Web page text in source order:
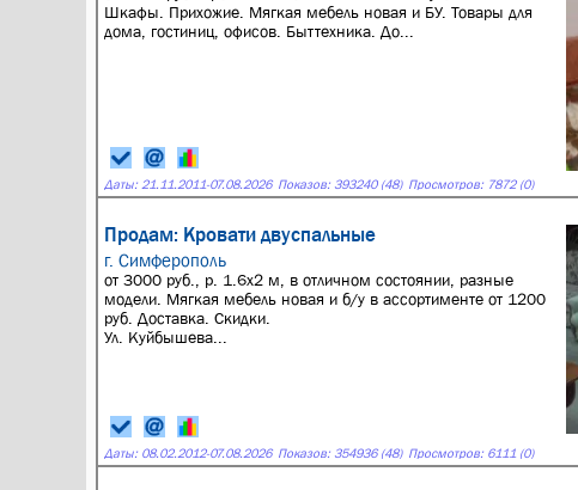
Шкафы. Прихожие. Мягкая мебель новая и БУ. Товары для
дома, гостиниц, офисов. Быттехника. До...
Даты: 21.11.2011-07.08.2026 Показов: 393240 (48) Просмотров: 7872 (0)
Продам: Кровати двуспальные
г. Симферополь
от 3000 руб., р. 1.6х2 м, в отличном состоянии, разные
модели. Мягкая мебель новая и б/у в ассортименте от 1200
руб. Доставка. Скидки.
Ул. Куйбышева...
Даты: 08.02.2012-07.08.2026 Показов: 354936 (48) Просмотров: 6111 (0)